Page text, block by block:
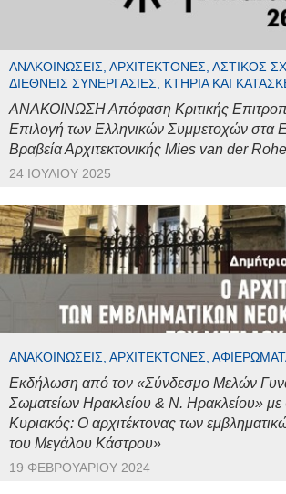
ΑΝΑΚΟΙΝΏΣΕΙΣ, ΑΡΧΙΤΈΚΤΟΝΕΣ, ΑΣΤΙΚΌΣ
ΔΙΕΘΝΕΊΣ ΣΥΝΕΡΓΑΣΊΕΣ, ΚΤΉΡΙΑ ΚΑΙ
ΑΝΑΚΟΙΝΩΣΗ Απόφαση Κριτικής
Επιλογή των Ελληνικών Συμμετοχών στα
Βραβεία Αρχιτεκτονικής Mies van der
24 ΙΟΥΛΊΟΥ 2025
ΑΝΑΚΟΙΝΏΣΕΙΣ, ΑΡΧΙΤΈΚΤΟΝΕΣ,
Εκδήλωση από τον «Σύνδεσμο Μελών
Σωματείων Ηρακλείου & Ν. Ηρακλείου» με
Κυριακός: Ο αρχιτέκτονας των
του Μεγάλου Κάστρου»
19 ΦΕΒΡΟΥΑΡΊΟΥ 2024